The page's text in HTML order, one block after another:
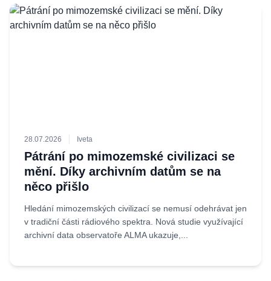
28.07.2026 Iveta
Pátrání po mimozemské civilizaci se
mění. Díky archivním datům se na
něco přišlo
Hledání mimozemských civilizací se nemusí odehrávat jen
v tradiční části rádiového spektra. Nová studie využívající
archivní data observatoře ALMA ukazuje,...